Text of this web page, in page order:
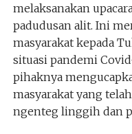
melaksanakan
padudusan alit. Ini
masyarakat kepada
situasi pandemi
pihaknya
masyarakat yang
ngenteg linggih dan